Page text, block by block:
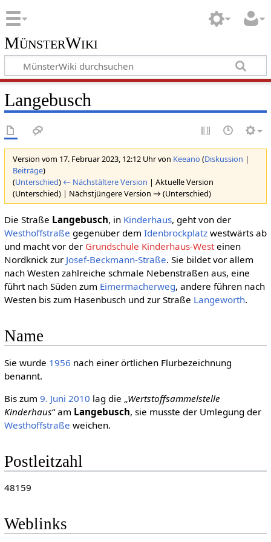
MünsterWiki
Langebusch
Version vom 17. Februar 2023, 12:12 Uhr von Keeano (Diskussion |
Beiträge)
(Unterschied) ← Nächstältere Version | Aktuelle Version
(Unterschied) | Nächstjüngere Version → (Unterschied)
Die Straße Langebusch, in Kinderhaus, geht von der
Westhoffstraße gegenüber dem Idenbrockplatzwestwärts ab
und macht vor der Grundschule Kinderhaus-Westeinen
Nordknick zur Josef-Beckmann-Straße. Sie bildet vor allem
nach Westen zahlreiche schmale Nebenstraßen aus, eine
führt nach Süden zum Eimermacherweg, andere führen nach
Westen bis zum Hasenbusch und zur Straße Langeworth.
Name
Sie wurde 1956 nach einer örtlichen Flurbezeichnung
benannt.
Bis zum 9. Juni 2010 lag die „ Wertstoffsammelstelle
Kinderhaus“ am Langebusch, sie musste der Umlegung der
Westhoffstraße weichen.
Postleitzahl
48159
Weblinks